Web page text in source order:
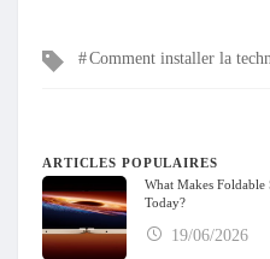
MotsComment installer la
ARTICLES POPULAIRES
What Makes
Today?
19/06/2026